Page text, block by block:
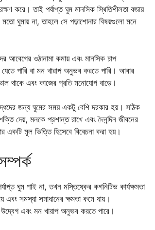
করে। তাই পর্যাপ্ত ঘুম মানসিক স্থিতিশীলতা বজায়
ঘুমায় না, তাহলে সে পড়াশোনার বিষয়গুলো মনে
ওঠানামা কমায় এবং মানসিক চাপ
পারি বা মন খারাপ অনুভব করতে পারি। আবার
থাকে এবং কাজের প্রতি মনোযোগ বাড়ে।
জন্য ঘুমের সময় একটু বেশি দরকার হয়। সঠিক
দেয়, মনকে প্রশান্ত রাখে এবং দৈনন্দিন জীবনের
একটি মূল ভিত্তি হিসেবে বিবেচনা করা হয়।
ঘুম পাই না, তখন মস্তিষ্কের কগনিটিভ কার্যক্ষমতা
সমস্যা সমাধানের ক্ষমতা কমে যায়।
এবং মন খারাপ অনুভব করতে পারে।